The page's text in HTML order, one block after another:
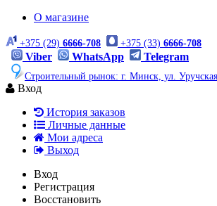
О магазине
+375 (29) 6666-708 +375 (33) 6666-708
Viber WhatsApp Telegram
Строительный рынок: г. Минск, ул.
Вход
История заказов
Личные данные
Мои адреса
Выход
Вход
Регистрация
Восстановить